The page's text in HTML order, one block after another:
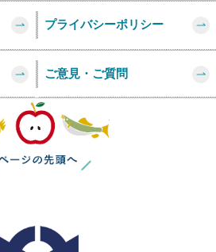
プライバシーポリシー
ご意見・ご質問